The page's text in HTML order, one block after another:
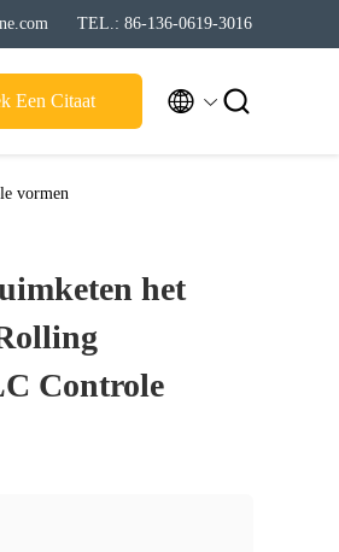
TEL.: 86-136-0619-3016
Een Citaat  
vormen
het
Controle